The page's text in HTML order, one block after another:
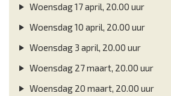
Woensdag 17 april, 20.00 uur
Woensdag 10 april, 20.00 uur
Woensdag 3 april, 20.00 uur
Woensdag 27 maart, 20.00 uur
Woensdag 20 maart, 20.00 uur